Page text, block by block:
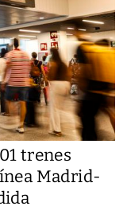
trenes
Madrid-